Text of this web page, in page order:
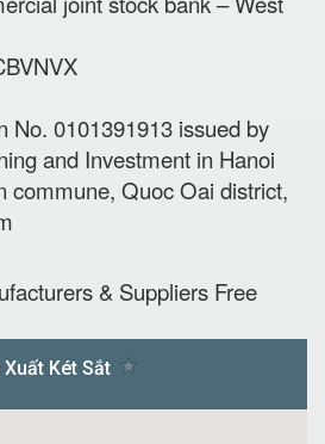
No. 0101391913 issued by
and Investment in Hanoi
commune, Quoc Oai district,
& Suppliers‎ Free